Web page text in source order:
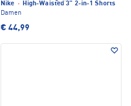
Nike · High-Waisted 3" 2-in-1 Shorts
Damen
€ 44,99